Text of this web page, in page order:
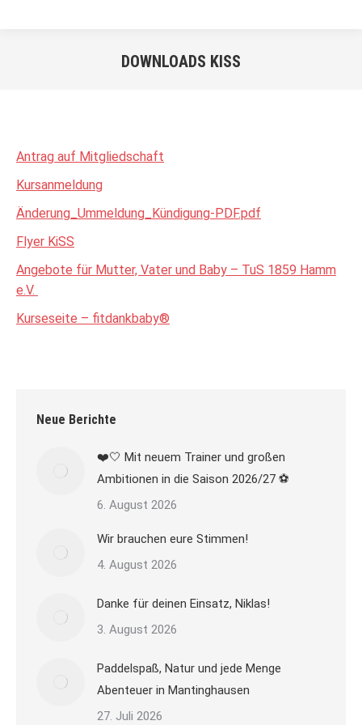
DOWNLOADS KISS
Antrag auf Mitgliedschaft
Kursanmeldung
Änderung_Ummeldung_Kündigung-PDF.pdf
Flyer KiSS
Angebote für Mutter, Vater und Baby – TuS 1859 Hamm
e.V.
Kurseseite – fitdankbaby®
Neue Berichte
❤️🤍 Mit neuem Trainer und großen
Ambitionen in die Saison 2026/27 ⚽
6. August 2026
Wir brauchen eure Stimmen!
4. August 2026
Danke für deinen Einsatz, Niklas!
3. August 2026
Paddelspaß, Natur und jede Menge
Abenteuer in Mantinghausen
27. Juli 2026